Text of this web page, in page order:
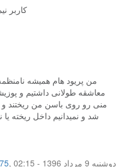
من پریود هام همیشه
معاشقه طولانی داشتیم و
منی رو روی باسن من ریختند و
شد و نمیدانیم داخل ریخته یا
, دوشنبه 9 مرداد 1396 - 02:15